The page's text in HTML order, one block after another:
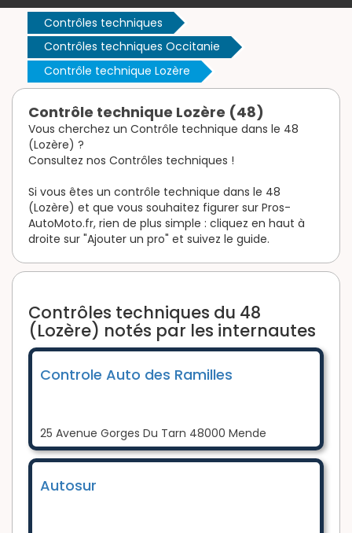
Contrôles techniques
Contrôles techniques Occitanie
Contrôle technique Lozère
Contrôle technique Lozère (48)
Vous cherchez un Contrôle technique dans le 48
(Lozère) ?
Consultez nos Contrôles techniques !
Si vous êtes un contrôle technique dans le 48
(Lozère) et que vous souhaitez figurer sur Pros-
AutoMoto.fr, rien de plus simple : cliquez en haut à
droite sur "Ajouter un pro" et suivez le guide.
Contrôles techniques du 48
(Lozère) notés par les internautes
Controle Auto des Ramilles
25 Avenue Gorges Du Tarn 48000 Mende
Autosur